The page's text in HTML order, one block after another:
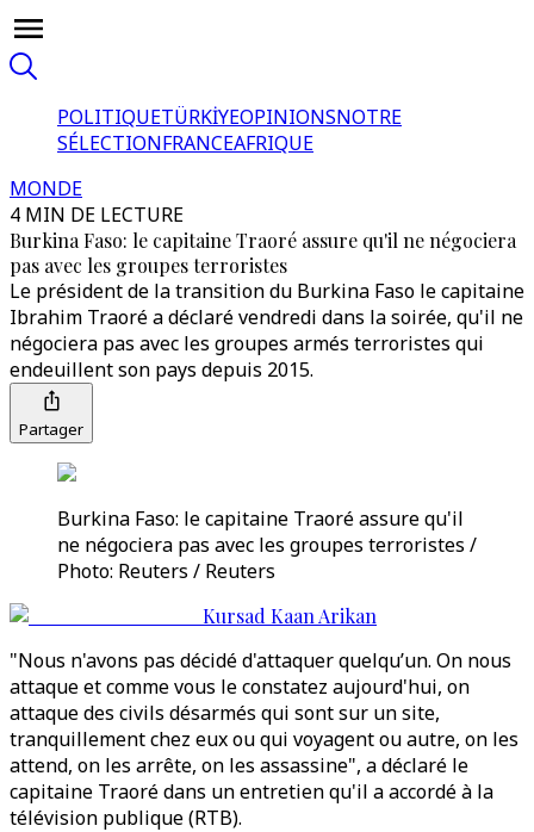
POLITIQUETÜRKİYEOPINIONSNOTRE
SÉLECTIONFRANCEAFRIQUE
MONDE
4 MIN DE LECTURE
Burkina Faso: le capitaine Traoré assure qu'il ne négociera
pas avec les groupes terroristes
Le président de la transition du Burkina Faso le capitaine
Ibrahim Traoré a déclaré vendredi dans la soirée, qu'il ne
négociera pas avec les groupes armés terroristes qui
endeuillent son pays depuis 2015.
Partager
Burkina Faso: le capitaine Traoré assure qu'il
ne négociera pas avec les groupes terroristes /
Photo: Reuters / Reuters
Kursad Kaan Arikan
"Nous n'avons pas décidé d'attaquer quelqu’un. On nous
attaque et comme vous le constatez aujourd'hui, on
attaque des civils désarmés qui sont sur un site,
tranquillement chez eux ou qui voyagent ou autre, on les
attend, on les arrête, on les assassine", a déclaré le
capitaine Traoré dans un entretien qu'il a accordé à la
télévision publique (RTB).